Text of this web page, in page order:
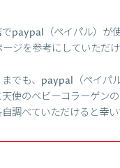
paypal（ペイパル）が
ジを参考にしていただけ
でも、paypal（ペイパ
使のベビーコラーゲン
調べていただけると幸い